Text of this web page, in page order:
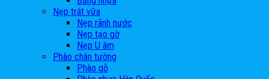
Nẹp trát vữa
Nẹp rãnh nước
Nẹp tạo gờ
Nẹp U âm
Phào chân tường
Phào gỗ